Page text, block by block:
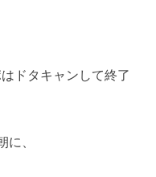
ドタキャンして終了
に、